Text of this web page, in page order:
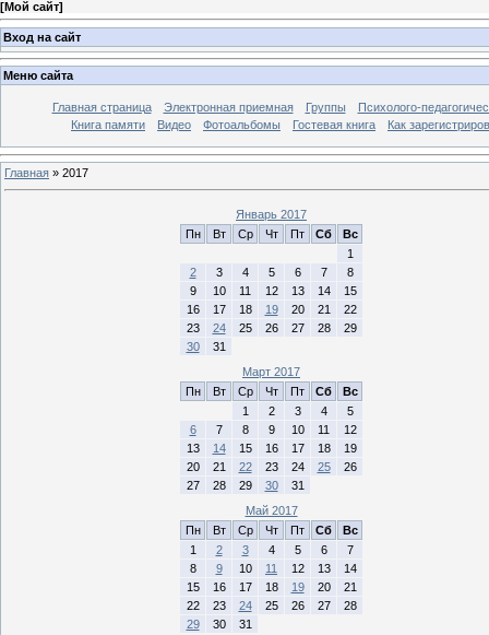
[Мой сайт]
Вход на сайт
Меню сайта
Главная страница Электронная приемная Группы
Психолого-
Книга памяти
Видео Фотоальбомы Гостевая книга Как
Главная » 2017
Январь 2017
Пн
Вт Ср Чт Пт Сб
Вс
1
2
3 4 5 6 7
8
9
10 11 12 13 14
15
16
17 18 19 20 21
22
23
24 25 26 27 28
29
30
31
Март 2017
Пн
Вт Ср Чт Пт Сб
Вс
1
2 3 4
5
6
7 8 9 10 11
12
13
14 15 16 17 18
19
20
21 22 23 24 25
26
27
28 29 30
31
Май 2017
Пн
Вт Ср Чт Пт Сб
Вс
1
2 3 4 5 6
7
8
9 10 11 12 13
14
15
16 17 18 19 20
21
22
23 24 25 26 27
28
29
30
31